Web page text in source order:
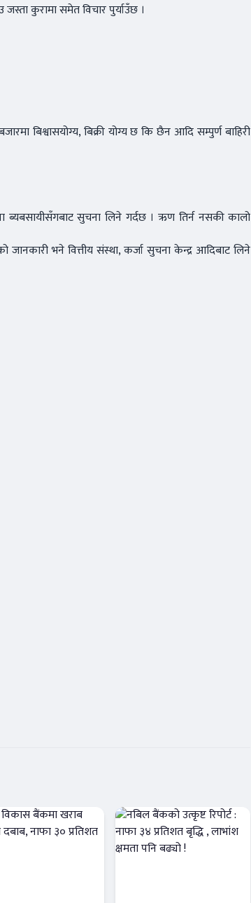
कुरामा समेत विचार पुर्याउँछ ।
बिश्वासयोग्य, बिक्री योग्य छ कि छैन आदि सम्पुर्ण बाहिरी
ब्यबसायीसँगबाट सुचना लिने गर्दछ । ऋण तिर्न नसकी कालो
भने वित्तीय संस्था, कर्जा सुचना केन्द्र आदिबाट लिने